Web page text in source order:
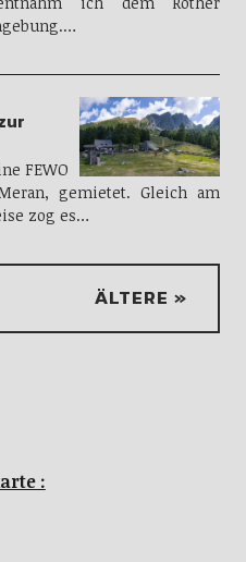
FEWO
gemietet. Gleich am
zog es…
ÄLTERE »
: